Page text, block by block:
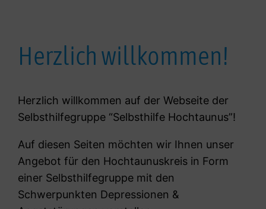
Herzlich willkommen!
Herzlich willkommen auf der Webseite der
Selbsthilfegruppe “Selbsthilfe Hochtaunus”!
Auf diesen Seiten möchten wir Ihnen unser
Angebot für den Hochtaunuskreis in Form
einer Selbsthilfegruppe mit den
Schwerpunkten Depressionen &